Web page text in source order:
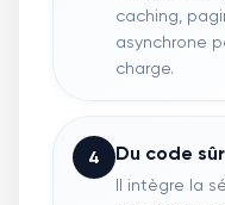
caching,
asynchrone
charge.
4 Du code
Il intègre la